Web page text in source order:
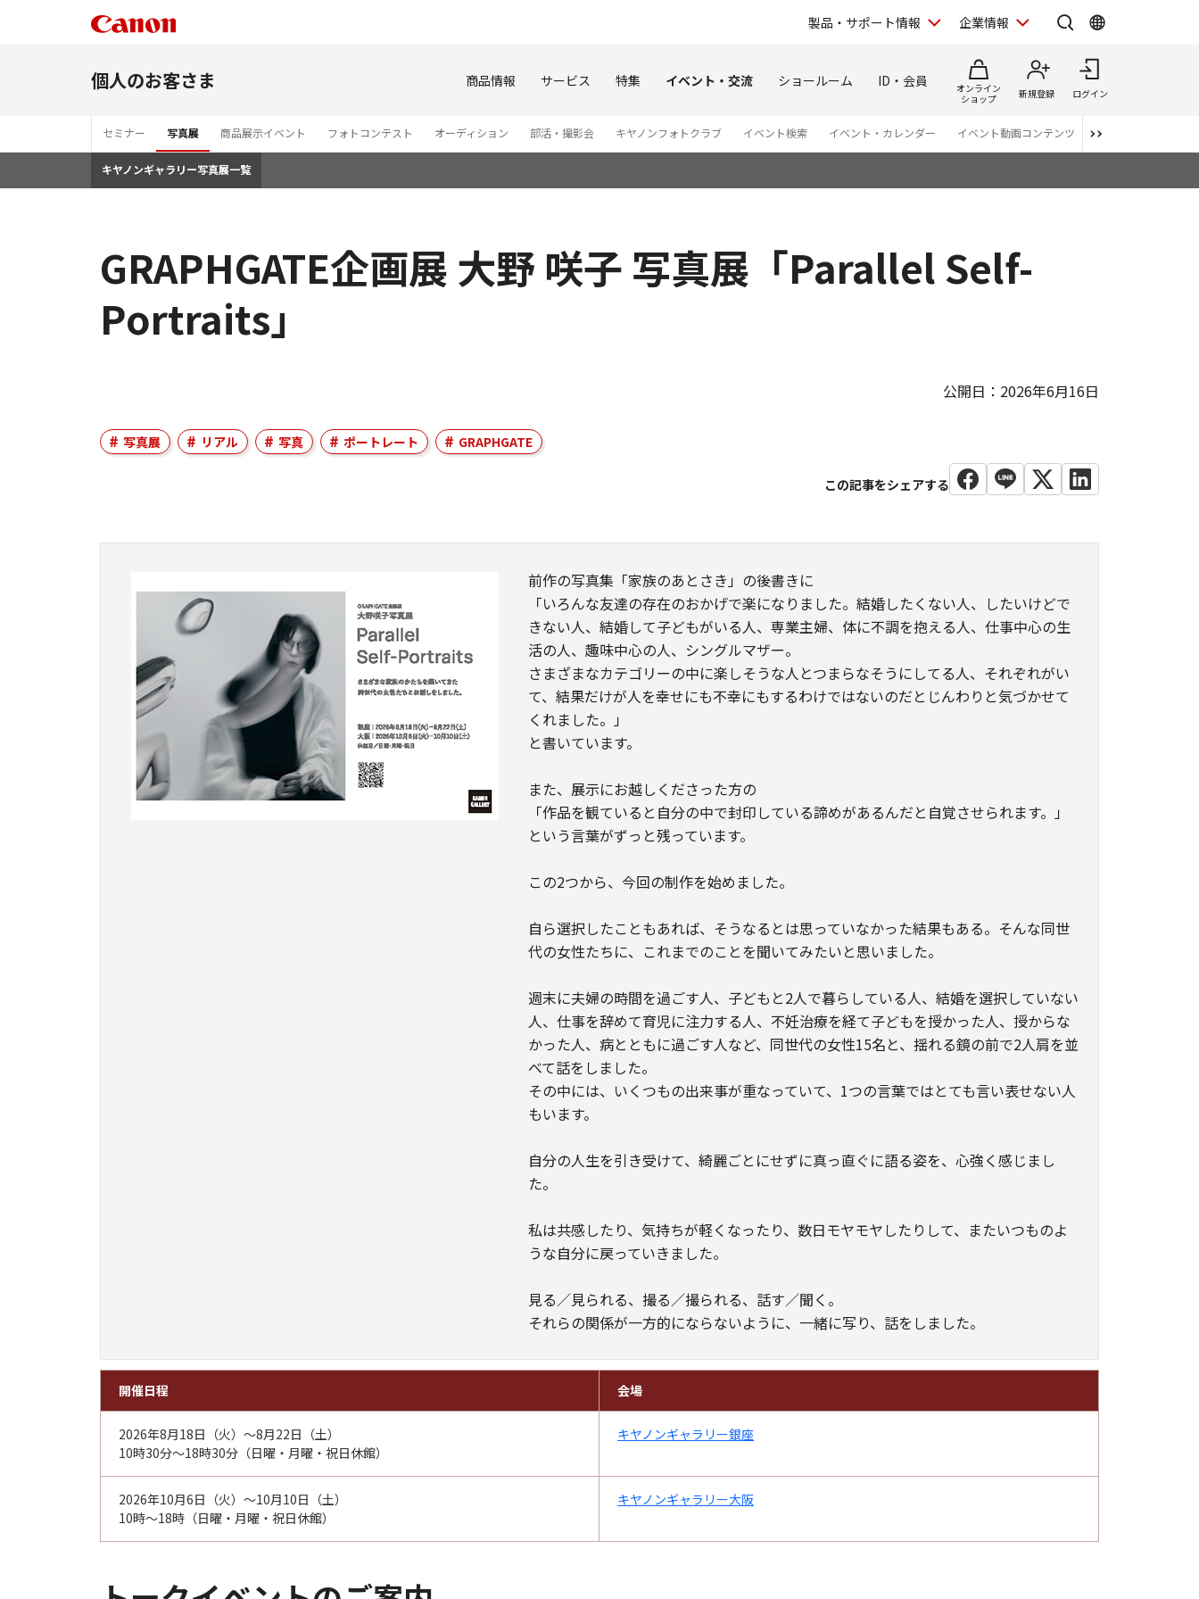
製品・サポート情報 企業情報
個人のお客さま 商品情報 サービス 特集 イベント・交流 ショールーム ID・会員
オンライン
ショップ
新規登録 ログイン
セミナー 写真展 商品展示イベント フォトコンテスト オーディション 部活・撮影会 キヤノンフォトクラブ イベント検索 イベント・カレンダー イベント動画コンテンツ 番組スタッフが語
キヤノンギャラリー写真展一覧
GRAPHGATE企画展 大野 咲子 写真展「Parallel Self-
Portraits」
公開日：2026年6月16日
写真展 リアル 写真 ポートレート GRAPHGATE
前作の写真集「家族のあとさき」の後書きに
「いろんな友達の存在のおかげで楽になりました。結婚したくない人、したいけどで
きない人、結婚して子どもがいる人、専業主婦、体に不調を抱える人、仕事中心の生
活の人、趣味中心の人、シングルマザー。
さまざまなカテゴリーの中に楽しそうな人とつまらなそうにしてる人、それぞれがい
て、結果だけが人を幸せにも不幸にもするわけではないのだとじんわりと気づかせて
くれました。」
と書いています。
また、展示にお越しくださった方の
「作品を観ていると自分の中で封印している諦めがあるんだと自覚させられます。」
という言葉がずっと残っています。
この2つから、今回の制作を始めました。
自ら選択したこともあれば、そうなるとは思っていなかった結果もある。そんな同世
代の女性たちに、これまでのことを聞いてみたいと思いました。
週末に夫婦の時間を過ごす人、子どもと2人で暮らしている人、結婚を選択していない
人、仕事を辞めて育児に注力する人、不妊治療を経て子どもを授かった人、授からな
かった人、病とともに過ごす人など、同世代の女性15名と、揺れる鏡の前で2人肩を並
べて話をしました。
その中には、いくつもの出来事が重なっていて、1つの言葉ではとても言い表せない人
もいます。
自分の人生を引き受けて、綺麗ごとにせずに真っ直ぐに語る姿を、心強く感じまし
た。
私は共感したり、気持ちが軽くなったり、数日モヤモヤしたりして、またいつものよ
うな自分に戻っていきました。
見る／見られる、撮る／撮られる、話す／聞く。
それらの関係が一方的にならないように、一緒に写り、話をしました。
開催日程 会場
2026年8月18日（火）～8月22日（土）
10時30分～18時30分（日曜・月曜・祝日休館）
キヤノンギャラリー銀座
2026年10月6日（火）～10月10日（土）
10時～18時（日曜・月曜・祝日休館）
キヤノンギャラリー大阪